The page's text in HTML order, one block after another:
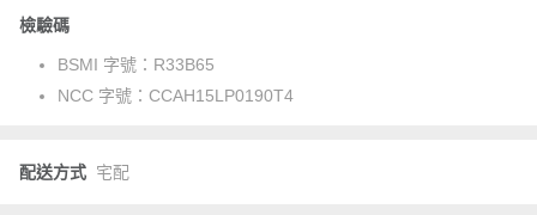
檢驗碼
BSMI 字號： R33B65
NCC 字號： CCAH15LP0190T4
配送方式 宅配